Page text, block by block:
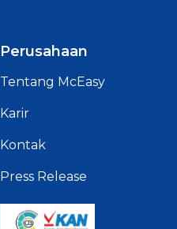
Perusahaan
Tentang McEasy
Karir
Kontak
Press Release